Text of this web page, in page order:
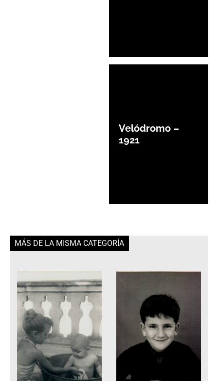
Velódromo –
1921
MÁS DE LA MISMA CATEGORÍA